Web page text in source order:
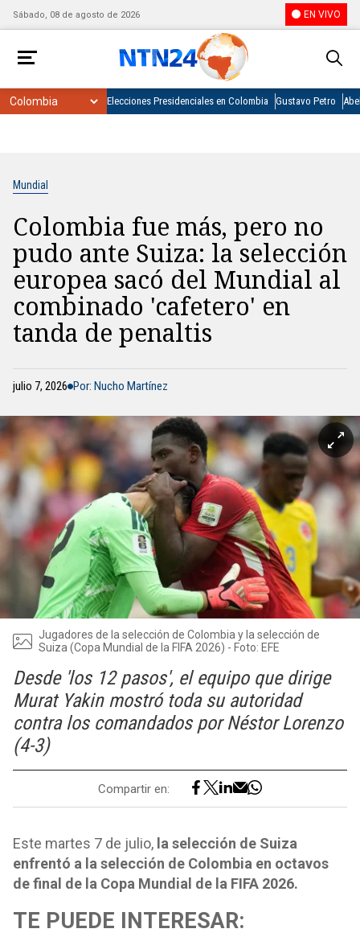
Sábado, 08 de agosto de 2026 EN VIVO
Elecciones Presidenciales en Colombia Gustavo Petro
Mundial
Colombia fue más, pero no
pudo ante Suiza: la selección
europea sacó del Mundial al
combinado 'cafetero' en
tanda de penaltis
julio 7, 2026 Por: Nucho Martínez
Jugadores de la selección de Colombia y la selección de
Suiza (Copa Mundial de la FIFA 2026) - Foto: EFE
Desde 'los 12 pasos', el equipo que dirige
Murat Yakin mostró toda su autoridad
contra los comandados por Néstor Lorenzo
(4-3)
Compartir en:
Este martes 7 de julio, la selección de Suiza
enfrentó a la selección de Colombia en octavos
de final de la Copa Mundial de la FIFA 2026.
TE PUEDE INTERESAR: